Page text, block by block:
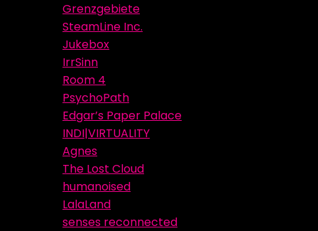
Grenzgebiete
SteamLine Inc.
Jukebox
IrrSinn
Room 4
PsychoPath
Edgar’s Paper Palace
INDI|VIRTUALITY
Agnes
The Lost Cloud
humanoised
LalaLand
senses reconnected